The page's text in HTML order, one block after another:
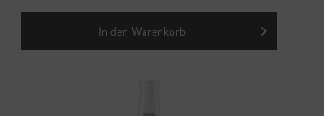
In den Warenkorb